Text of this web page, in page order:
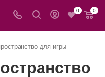
0 0
для игры